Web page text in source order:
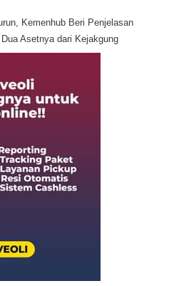
Kemenhub Beri Penjelasan
Asetnya dari Kejakgung